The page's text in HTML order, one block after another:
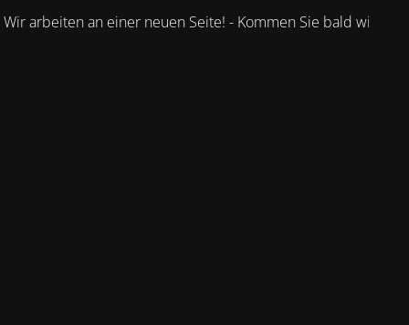
Wir arbeiten an einer neuen Seite! - Kommen Sie bald wieder.